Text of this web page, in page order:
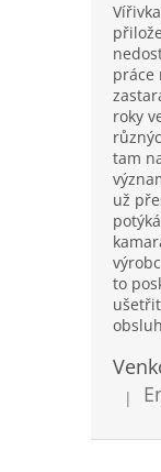
práce
roky
tam
už
to
|